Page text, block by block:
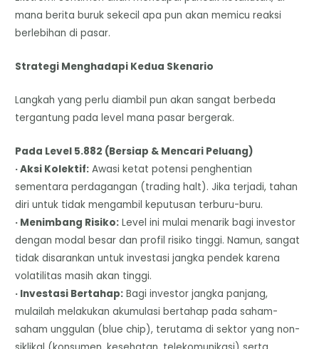
mana berita buruk sekecil apa pun akan memicu reaksi
berlebihan di pasar.
Strategi Menghadapi Kedua Skenario
Langkah yang perlu diambil pun akan sangat berbeda
tergantung pada level mana pasar bergerak.
Pada Level 5.882 (Bersiap & Mencari Peluang)
· Aksi Kolektif: Awasi ketat potensi penghentian
sementara perdagangan (trading halt). Jika terjadi, tahan
diri untuk tidak mengambil keputusan terburu-buru.
· Menimbang Risiko: Level ini mulai menarik bagi investor
dengan modal besar dan profil risiko tinggi. Namun, sangat
tidak disarankan untuk investasi jangka pendek karena
volatilitas masih akan tinggi.
· Investasi Bertahap: Bagi investor jangka panjang,
mulailah melakukan akumulasi bertahap pada saham-
saham unggulan (blue chip), terutama di sektor yang non-